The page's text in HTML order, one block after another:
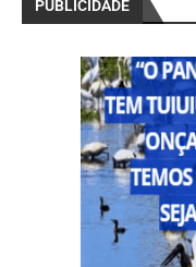
PUBLICIDADE